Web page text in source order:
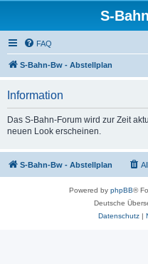
S-
FAQ
S-Bahn-Bw - Abstellplan
Information
Das S-Bahn-Forum wird zur Zeit
neuen Look erscheinen.
S-Bahn-Bw - Abstellplan
Powered by phpBB®
Deutsche
Datenschutz|